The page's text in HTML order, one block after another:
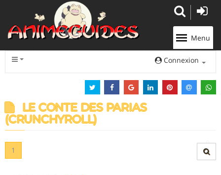
Menu
Connexion
LE CONTE DES PARIAS
(CRUNCHYROLL)
1
Panneau de gestion des cookies